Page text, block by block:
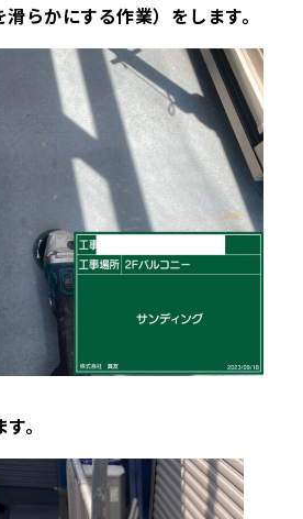
らかにする作業）をします。
。